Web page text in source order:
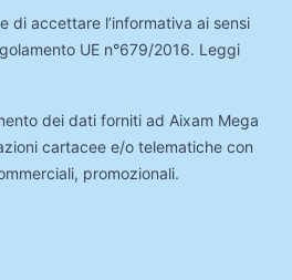
di accettare l’informativa ai sensi
UE n°679/2016. Leggi
dei dati forniti ad Aixam Mega
cartacee e/o telematiche con
promozionali.